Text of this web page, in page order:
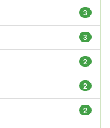
3
3
2
2
2